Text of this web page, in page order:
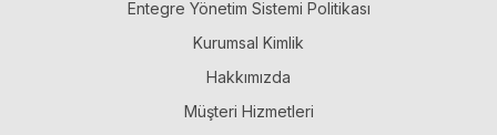
Entegre Yönetim Sistemi Politikası
Kurumsal Kimlik
Hakkımızda
Müşteri Hizmetleri